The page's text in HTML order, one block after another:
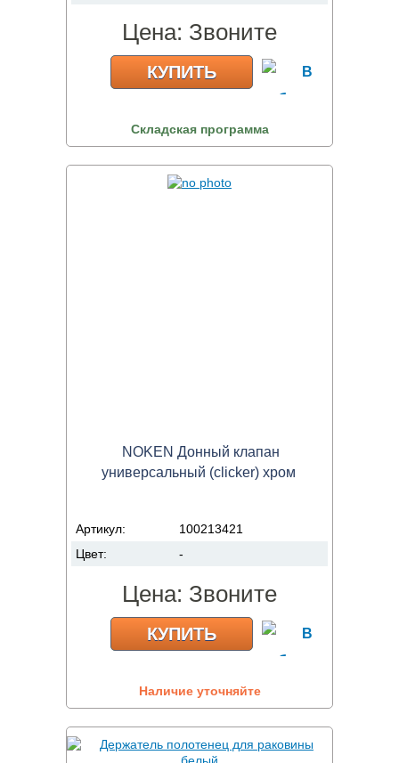
Цена: Звоните
КУПИТЬ
Складская программа
NOKEN Донный клапан
универсальный (clicker) хром
Артикул:
100213421
Цвет:
-
Цена: Звоните
КУПИТЬ
Наличие уточняйте